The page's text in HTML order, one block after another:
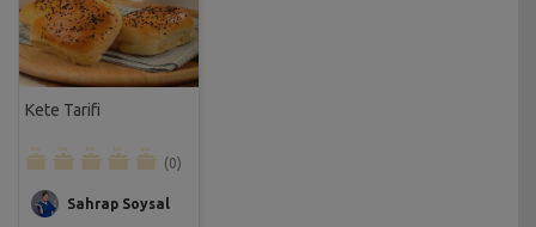
Kete Tarifi
(0)
Sahrap Soysal